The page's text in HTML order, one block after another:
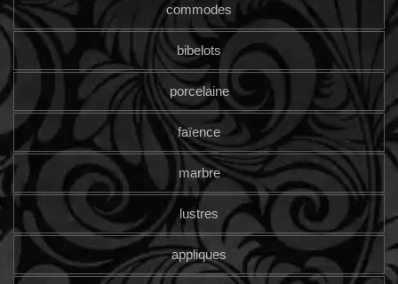
commodes
bibelots
porcelaine
faïence
marbre
lustres
appliques